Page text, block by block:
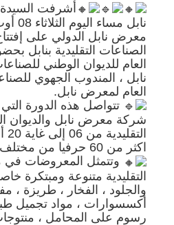
أشرفت السيدة
الصناعات التقليدية بنابل
العام للديوان الوطني
نابل ، المندوب الجهوي
العام لمعرض نابل.
تتواصل هذه الدورة التي
شركة معرض نابل والديوان
اكثر من 60 حرفيا من مختلف ولايات الجمهورية .
وتتمثل المعروضات في
التقليدية متنوعة ومبتكرة
والجلود ، الفخار ، طريزة ،
أكسسوارات ، مواد تجميل
رسوم على المحامل ،